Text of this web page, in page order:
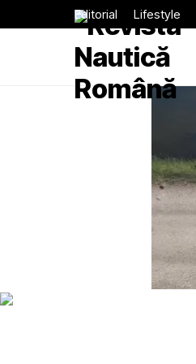
Editorial Lifestyle